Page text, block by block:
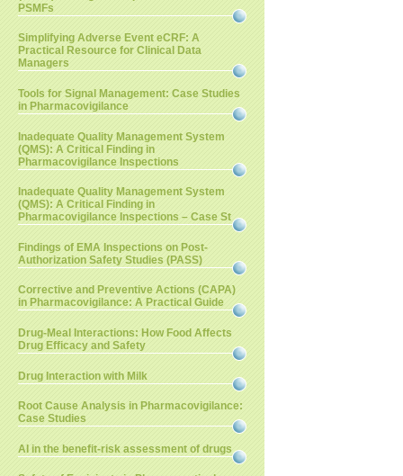
PSMFs
Simplifying Adverse Event eCRF: A
Practical Resource for Clinical Data
Managers
Tools for Signal Management: Case Studies
in Pharmacovigilance
Inadequate Quality Management System
(QMS): A Critical Finding in
Pharmacovigilance Inspections
Inadequate Quality Management System
(QMS): A Critical Finding in
Pharmacovigilance Inspections – Case St
Findings of EMA Inspections on Post-
Authorization Safety Studies (PASS)
Corrective and Preventive Actions (CAPA)
in Pharmacovigilance: A Practical Guide
Drug-Meal Interactions: How Food Affects
Drug Efficacy and Safety
Drug Interaction with Milk
Root Cause Analysis in Pharmacovigilance:
Case Studies
AI in the benefit-risk assessment of drugs